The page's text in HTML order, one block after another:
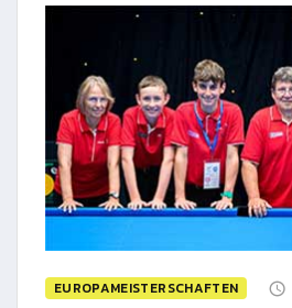
EUROPAMEISTERSCHAFTEN